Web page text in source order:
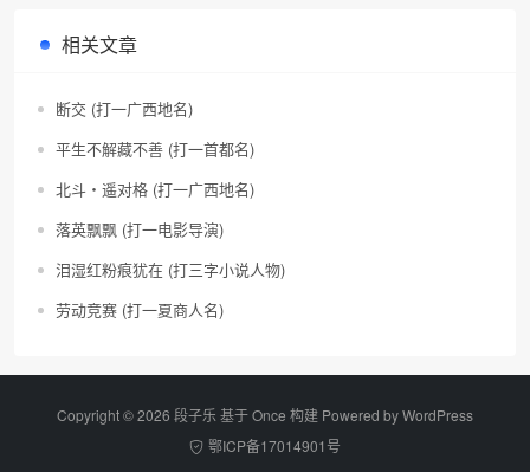
相关文章
断交 (打一广西地名)
平生不解藏不善 (打一首都名)
北斗・遥对格 (打一广西地名)
落英飘飘 (打一电影导演)
泪湿红粉痕犹在 (打三字小说人物)
劳动竞赛 (打一夏商人名)
Copyright © 2026 段子乐 基于 Once 构建 Powered byWordPress
鄂ICP备17014901号